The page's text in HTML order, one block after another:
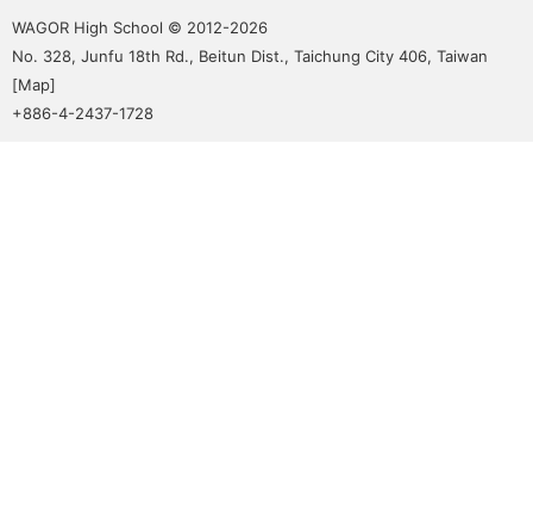
WAGOR High School © 2012-2026
No. 328, Junfu 18th Rd., Beitun Dist., Taichung City 406, Taiwan
[Map]
+886-4-2437-1728